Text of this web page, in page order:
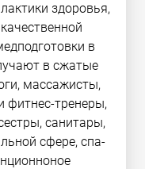
здоровья,
в
в сжатые
массажисты,
фитнес-тренеры,
санитары,
сфере, спа-